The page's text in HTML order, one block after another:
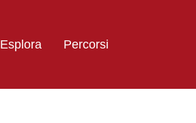
Esplora Percorsi